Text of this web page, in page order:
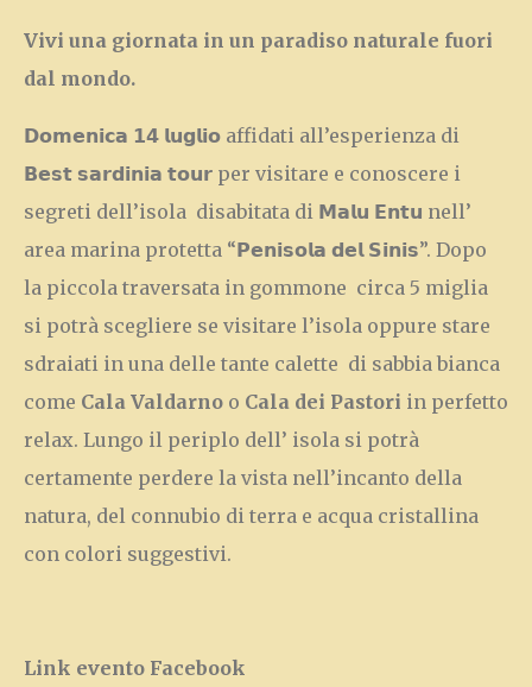
Vivi una giornata in un paradiso naturale fuori
dal mondo.
𝗗𝗼𝗺𝗲𝗻𝗶𝗰𝗮 𝟭𝟰 𝗹𝘂𝗴𝗹𝗶𝗼 affidati all’esperienza di
𝗕𝗲𝘀𝘁 𝘀𝗮𝗿𝗱𝗶𝗻𝗶𝗮 𝘁𝗼𝘂𝗿 per visitare e conoscere i
segreti dell’isola disabitata di 𝗠𝗮𝗹𝘂 𝗘𝗻𝘁𝘂 nell’
area marina protetta “𝗣𝗲𝗻𝗶𝘀𝗼𝗹𝗮 𝗱𝗲𝗹 𝗦𝗶𝗻𝗶𝘀”. Dopo
la piccola traversata in gommone circa 5 miglia
si potrà scegliere se visitare l’isola oppure stare
sdraiati in una delle tante calette di sabbia bianca
come Cala Valdarno o Cala dei Pastori in perfetto
relax. Lungo il periplo dell’ isola si potrà
certamente perdere la vista nell’incanto della
natura, del connubio di terra e acqua cristallina
con colori suggestivi.
Link evento Facebook